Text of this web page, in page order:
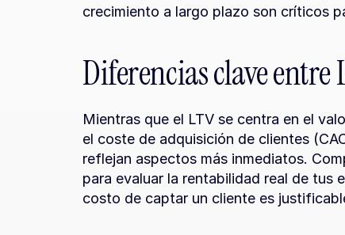
crecimiento a largo plazo son críticos
Diferencias clave entre
Mientras que el LTV se centra en el
el coste de adquisición de clientes
reflejan aspectos más inmediatos.
para evaluar la rentabilidad real de tus
costo de captar un cliente es